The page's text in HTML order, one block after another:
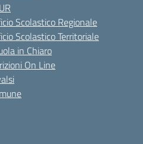
Scolastico Regionale
Scolastico Territoriale
in Chiaro
On Line